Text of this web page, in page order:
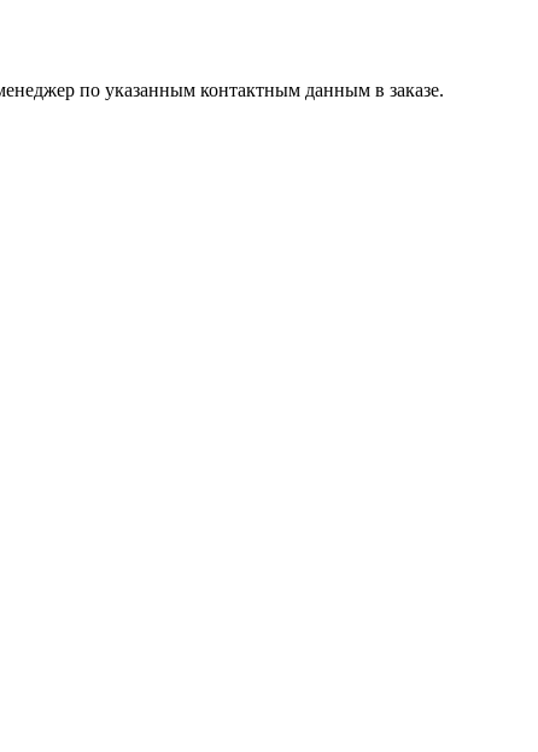
по указанным контактным данным в заказе.